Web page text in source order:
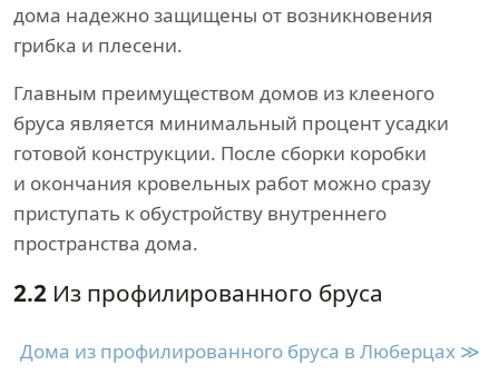
дома надежно защищены от возникновения
грибка и плесени.
Главным преимуществом домов из клееного
бруса является минимальный процент усадки
готовой конструкции. После сборки коробки
и окончания кровельных работ можно сразу
приступать к обустройству внутреннего
пространства дома.
2.2 Из профилированного бруса
Дома из профилированного бруса в Люберцах ≫